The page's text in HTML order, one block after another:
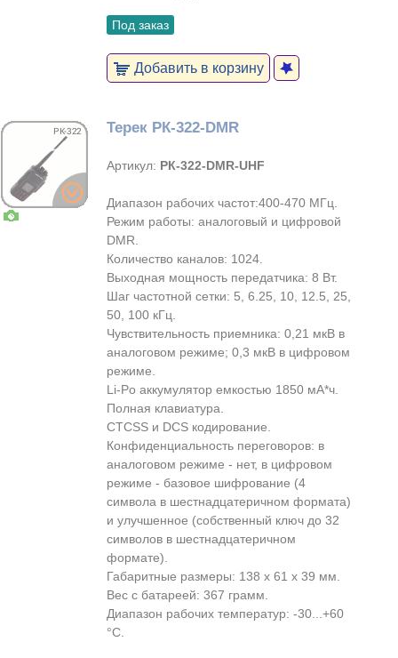
Под заказ
Добавить в корзину
Терек РК-322-DMR
Артикул: РК-322-DMR-UHF
Диапазон рабочих частот:400-470 МГц.
Режим работы: аналоговый и цифровой
DMR.
Количество каналов: 1024.
Выходная мощность передатчика: 8 Вт.
Шаг частотной сетки: 5, 6.25, 10, 12.5, 25,
50, 100 кГц.
Чувствительность приемника: 0,21 мкВ в
аналоговом режиме; 0,3 мкВ в цифровом
режиме.
Li‐Po аккумулятор емкостью 1850 мА*ч.
Полная клавиатура.
CTCSS и DCS кодирование.
Конфиденциальность переговоров: в
аналоговом режиме - нет, в цифровом
режиме - базовое шифрование (4
символа в шестнадцатеричном формата)
и улучшенное (собственный ключ до 32
символов в шестнадцатеричном
формате).
Габаритные размеры: 138 х 61 х 39 мм.
Вес с батареей: 367 грамм.
Диапазон рабочих температур: -30...+60
°C.